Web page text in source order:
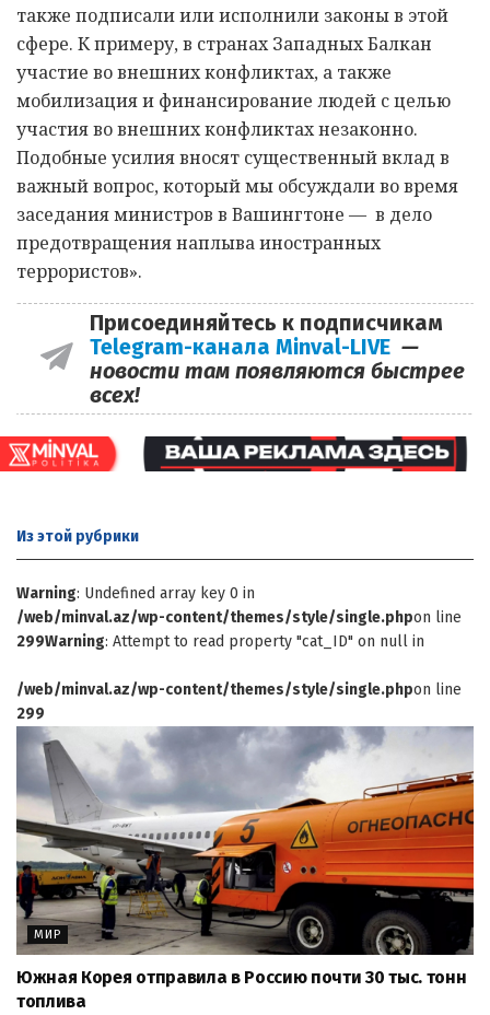
также подписали или исполнили законы в этой
сфере. К примеру, в странах Западных Балкан
участие во внешних конфликтах, а также
мобилизация и финансирование людей с целью
участия во внешних конфликтах незаконно.
Подобные усилия вносят существенный вклад в
важный вопрос, который мы обсуждали во время
заседания министров в Вашингтоне — в дело
предотвращения наплыва иностранных
террористов».
Присоединяйтесь к подписчикам
Telegram-канала Minval-LIVE —
новости там появляются быстрее
всех!
Из этой рубрики
Warning: Undefined array key 0 in
/web/minval.az/wp-content/themes/style/single.phpon line
299Warning: Attempt to read property "cat_ID" on null in
/web/minval.az/wp-content/themes/style/single.phpon line
299
МИР
Южная Корея отправила в Россию почти 30 тыс. тонн
топлива